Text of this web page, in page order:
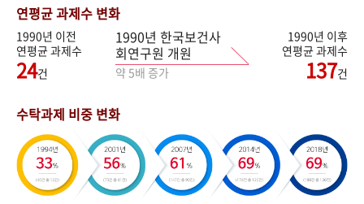
연평균 과제수 변화
1990년 이전
연평균 과제수
24건
1990년 한국보건사
회연구원 개원
약 5배 증가
1990년 이후
연평균 과제수
137건
수탁과제 비중 변화